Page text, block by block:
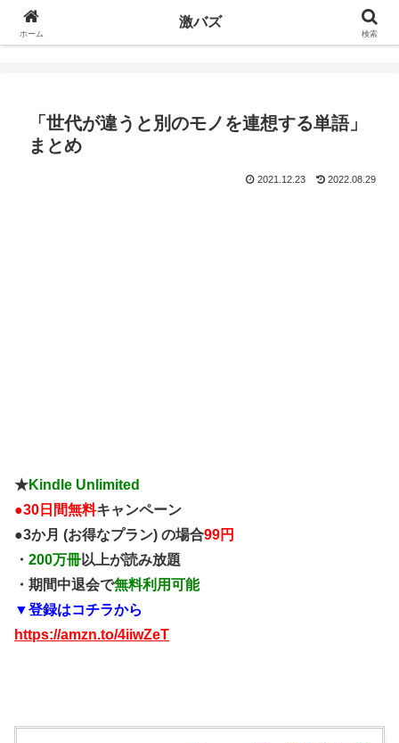
「世代が違うと別のモノを連想する単語」
まとめ
2021.12.23 2022.08.29
★Kindle Unlimited
●30日間無料キャンペーン
●3か月 (お得なプラン) の場合99円
・ 200万冊以上が読み放題
・期間中退会で無料利用可能
▼登録はコチラから
https://amzn.to/4iiwZeT
ホーム
激バズ
検索